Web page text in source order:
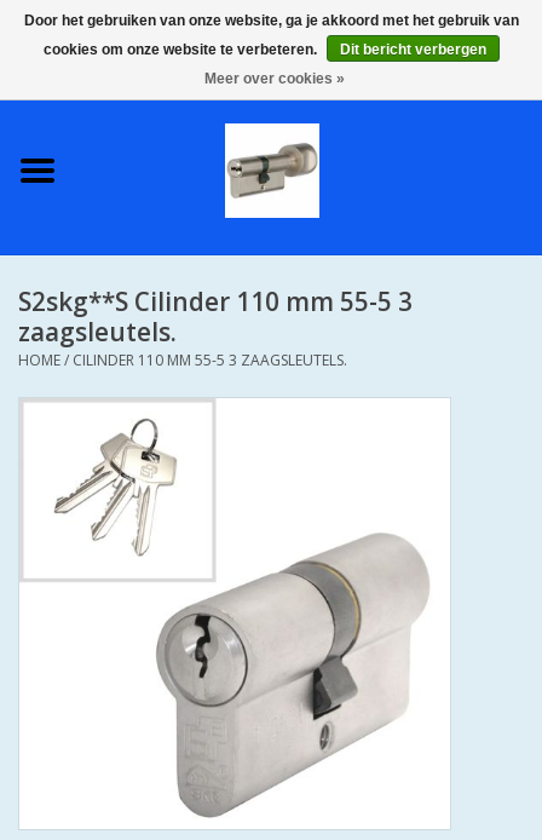
0 Artikelen - €0,00
S2 COMPLETE VEILIGE
SKG**
IEDERE GEWENSTE MAAT MET
GEWONE GENUMMERDE
SLEUTELS SKG**
S2 CILINDERSLOTEN IN IEDERE
GEWENSTE MAAT MET
GENUMMERDE SLEUTELS
ANTIKERNTREK ZWART IN
IEDERE GEWENSTE MAAT MET
S2skg**S Cilinder 110 mm 55-5 3
zaagsleutels.
HOME/ CILINDER 110 MM 55-5 3 ZAAGSLEUTELS.
Door het gebruiken van onze website, ga je akkoord met het gebruik van
cookies om onze website te verbeteren.
Dit bericht verbergen
Meer over cookies »